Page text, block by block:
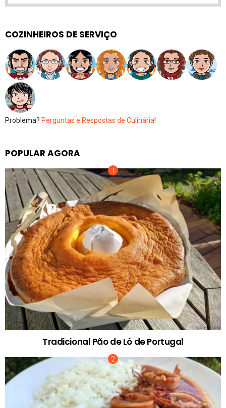
COZINHEIROS DE SERVIÇO
Problema? Perguntas e Respostas de Culinária!
POPULAR AGORA
Tradicional Pão de Ló de Portugal